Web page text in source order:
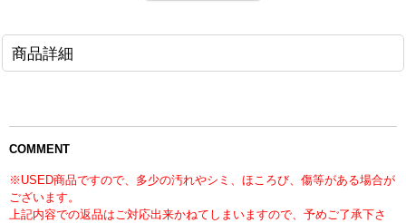
商品詳細
COMMENT
※USED商品ですので、多少の汚れやシミ、ほころび、傷等がある場合が
ございます。
上記内容での返品はご対応出来かねてしまいますので、予めご了承下さ